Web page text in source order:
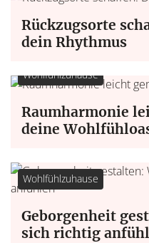
Rückzugsorte
dein Rhythmus
Wohlfühlzuhause
Raumharmonie
deine
Wohlfühlzuhause
Geborgenheit
sich richtig